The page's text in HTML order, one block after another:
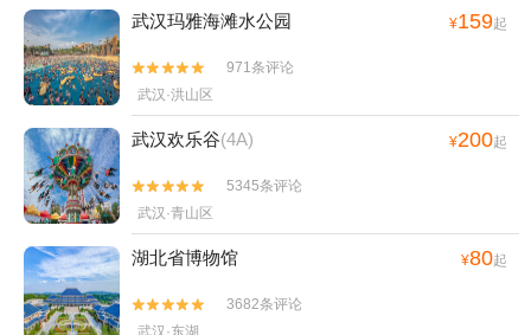
武汉玛雅海滩水公园 ¥159起


971条评论
武汉·洪山区
武汉欢乐谷(4A) ¥200起


5345条评论
武汉·青山区
湖北省博物馆 ¥80起


3682条评论